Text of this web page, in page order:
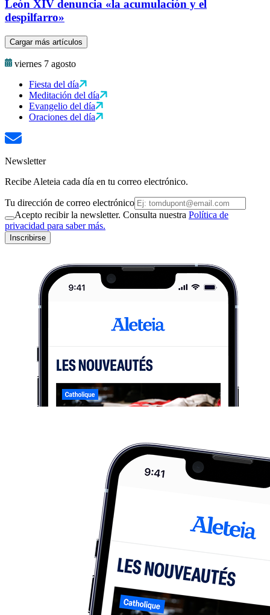
León XIV denuncia «la acumulación y el
despilfarro»
Cargar más artículos
viernes 7 agosto
Fiesta del día
Meditación del día
Evangelio del día
Oraciones del día
Newsletter
Recibe Aleteia cada día en tu correo electrónico.
Tu dirección de correo electrónico
Acepto recibir la newsletter. Consulta nuestra Política de
privacidad para saber más.
Inscribirse